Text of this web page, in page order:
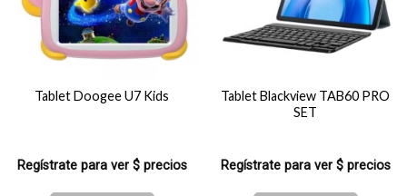
Tablet Doogee U7 Kids
Regístrate para ver $ precios
Tablet Blackview TAB60 PRO
SET
Regístrate para ver $ precios